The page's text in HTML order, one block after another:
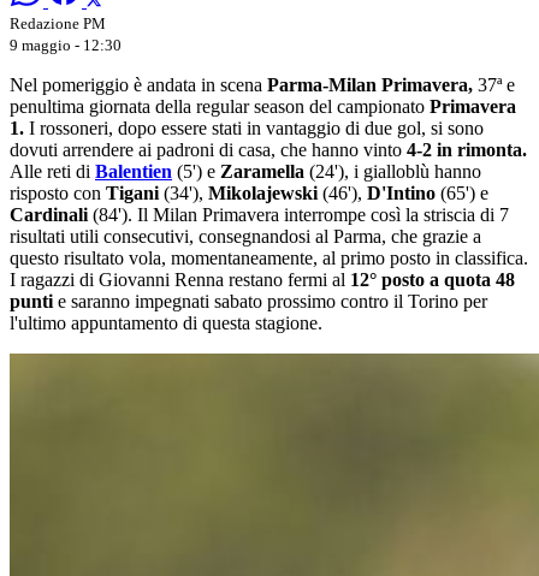
Redazione PM
9 maggio - 12:30
Nel pomeriggio è andata in scena Parma-Milan Primavera, 37ª e
penultima giornata della regular season del campionato Primavera
1. I rossoneri, dopo essere stati in vantaggio di due gol, si sono
dovuti arrendere ai padroni di casa, che hanno vinto 4-2 in rimonta.
Alle reti di Balentien (5') e Zaramella (24'), i gialloblù hanno
risposto con Tigani (34'), Mikolajewski (46'), D'Intino (65') e
Cardinali (84'). Il Milan Primavera interrompe così la striscia di 7
risultati utili consecutivi, consegnandosi al Parma, che grazie a
questo risultato vola, momentaneamente, al primo posto in classifica.
I ragazzi di Giovanni Renna restano fermi al 12° posto a quota 48
punti e saranno impegnati sabato prossimo contro il Torino per
l'ultimo appuntamento di questa stagione.